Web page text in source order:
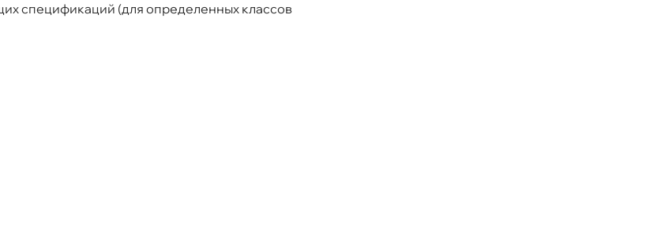
спецификаций (для определенных классо